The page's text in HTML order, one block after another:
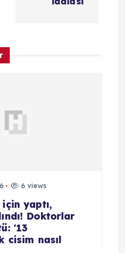
6 views
yaptı,
Doktorlar
'13
cisim nasıl